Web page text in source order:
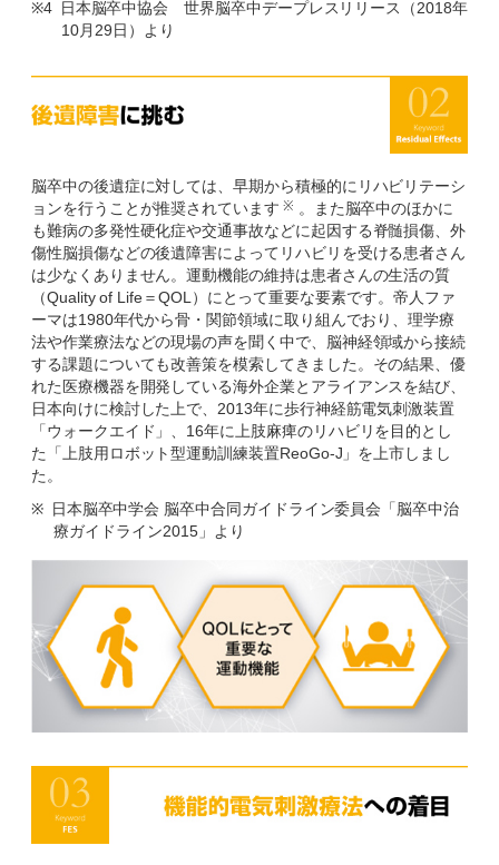
※4
日本脳卒中協会 世界脳卒中デープレスリリース（2018年
10月29日）より
脳卒中の後遺症に対しては、早期から積極的にリハビリテーシ
ョンを行うことが推奨されています ※ 。また脳卒中のほかに
も難病の多発性硬化症や交通事故などに起因する脊髄損傷、外
傷性脳損傷などの後遺障害によってリハビリを受ける患者さん
は少なくありません。運動機能の維持は患者さんの生活の質
（Quality of Life＝QOL）にとって重要な要素です。帝人ファ
ーマは1980年代から骨・関節領域に取り組んでおり、理学療
法や作業療法などの現場の声を聞く中で、脳神経領域から接続
する課題についても改善策を模索してきました。その結果、優
れた医療機器を開発している海外企業とアライアンスを結び、
日本向けに検討した上で、2013年に歩行神経筋電気刺激装置
「ウォークエイド」、16年に上肢麻痺のリハビリを目的とし
た「上肢用ロボット型運動訓練装置ReoGo-J」を上市しまし
た。
※
日本脳卒中学会 脳卒中合同ガイドライン委員会「脳卒中治
療ガイドライン2015」より